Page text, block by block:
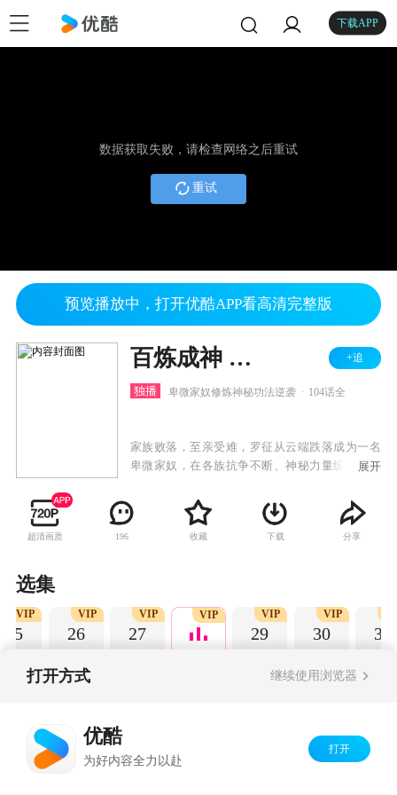
下载APP
数据获取失败，请检查网络之后重试
重试
预览播放中，打开优酷APP看高清完整版
百炼成神 第一二季 +追
独播 卑微家奴修炼神秘功法逆袭 104话全
家族败落，至亲受难，罗征从云端跌落成为一名
卑微家奴，在各族抗争不断、神秘力量统治的世
器，一道抗争的序幕，就此轰然拉开。
展开
超清画质 196 收藏 下载 分享
选集
25
VIP
26
VIP
27
VIP VIP
29
VIP
30
VIP
31
打开方式 继续使用浏览器
优酷
为好内容全力以赴
打开